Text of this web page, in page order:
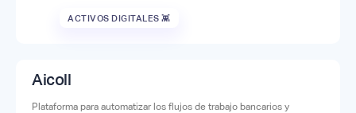
ACTIVOS DIGITALES 👾
Aicoll
Plataforma para automatizar los flujos de trabajo bancarios y